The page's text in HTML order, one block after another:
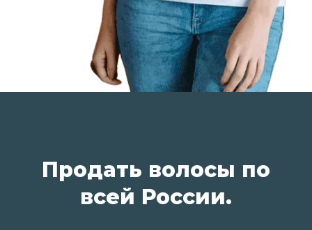
Продать волосы по
всей России.